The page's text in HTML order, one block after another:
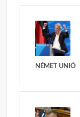
NÉMET UNIÓ